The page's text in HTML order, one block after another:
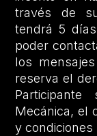
través de
tendrá 5
poder
los
reserva el
Mecánica, el
y